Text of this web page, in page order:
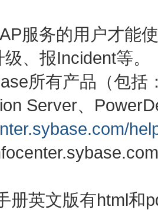
服务的用户才能
、报Incident等。
所有产品（包
Server、
册英文版有html和